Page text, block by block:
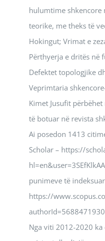
hulumtime shkencore
teorike, me theks të
Hokingut; Vrimat e
Përthyerja e dritës në
Defektet topologjike
Veprimtaria
Kimet Jusufit
të botuar në revista
Ai posedon 1413
Scholar – https://
punimeve të
https://
Nga viti 2012-2020 ka